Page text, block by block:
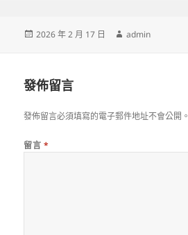
發
2026 年 2 月 17 日
作
admin
發佈留言
發佈留言必須填寫的電子郵件地址不會公開。
留言 *